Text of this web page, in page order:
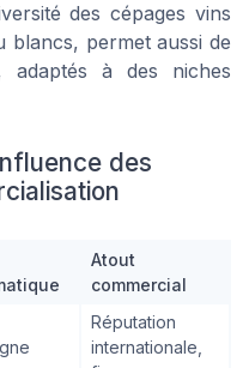
des cépages vins
blancs, permet aussi de
adaptés à des niches
des
Atout
commercial
Réputation
internationale,